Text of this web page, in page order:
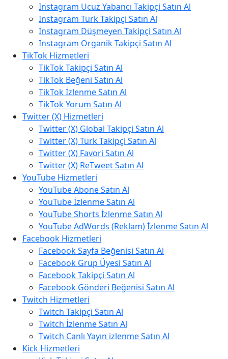
Instagram Ucuz Yabancı Takipçi Satın Al
Instagram Türk Takipçi Satın Al
Instagram Düşmeyen Takipçi Satın Al
Instagram Organik Takipçi Satın Al
TikTok Hizmetleri
TikTok Takipçi Satın Al
TikTok Beğeni Satın Al
TikTok İzlenme Satın Al
TikTok Yorum Satın Al
Twitter (X) Hizmetleri
Twitter (X) Global Takipçi Satın Al
Twitter (X) Türk Takipçi Satın Al
Twitter (X) Favori Satın Al
Twitter (X) ReTweet Satın Al
YouTube Hizmetleri
YouTube Abone Satın Al
YouTube İzlenme Satın Al
YouTube Shorts İzlenme Satın Al
YouTube AdWords (Reklam) İzlenme Satın Al
Facebook Hizmetleri
Facebook Sayfa Beğenisi Satın Al
Facebook Grup Üyesi Satın Al
Facebook Takipçi Satın Al
Facebook Gönderi Beğenisi Satın Al
Twitch Hizmetleri
Twitch Takipçi Satın Al
Twitch İzlenme Satın Al
Twitch Canlı Yayın izlenme Satın Al
Kick Hizmetleri